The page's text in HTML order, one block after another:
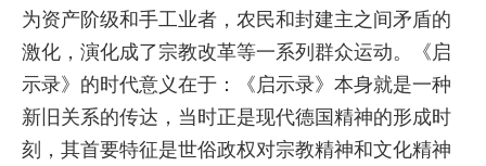
为资产阶级和手工业者，农民和封建主之间矛盾的
激化，演化成了宗教改革等一系列群众运动。《启
示录》的时代意义在于：《启示录》本身就是一种
新旧关系的传达，当时正是现代德国精神的形成时
刻，其首要特征是世俗政权对宗教精神和文化精神